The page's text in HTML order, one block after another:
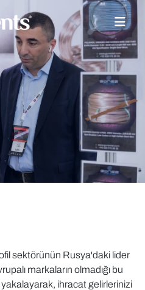
sektörünün Rusya'daki lider
markaların olmadığı bu
yakalayarak, ihracat gelirlerinizi